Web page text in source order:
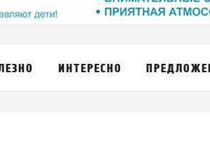
ИНТЕРЕСНО